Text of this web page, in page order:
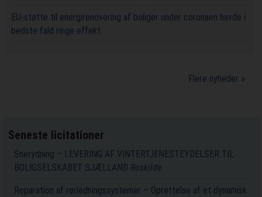
EU-støtte til energirenovering af boliger under coronaen havde i
bedste fald ringe effekt
Flere nyheder »
Seneste licitationer
Snerydning – LEVERING AF VINTERTJENESTEYDELSER TIL
BOLIGSELSKABET SJÆLLAND Roskilde
Reparation af rørledningssystemer – Oprettelse af et dynamisk